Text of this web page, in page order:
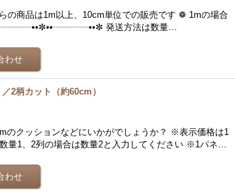
の商品は1m以上、10cm単位での販売です ❁ 1mの場合
発送方法は数量…
2柄カット（約60cm）
のクッションなどにいかがでしょうか？ ※表示価格は1
量1、2列の場合は数量2と入力してください ※1パネ…